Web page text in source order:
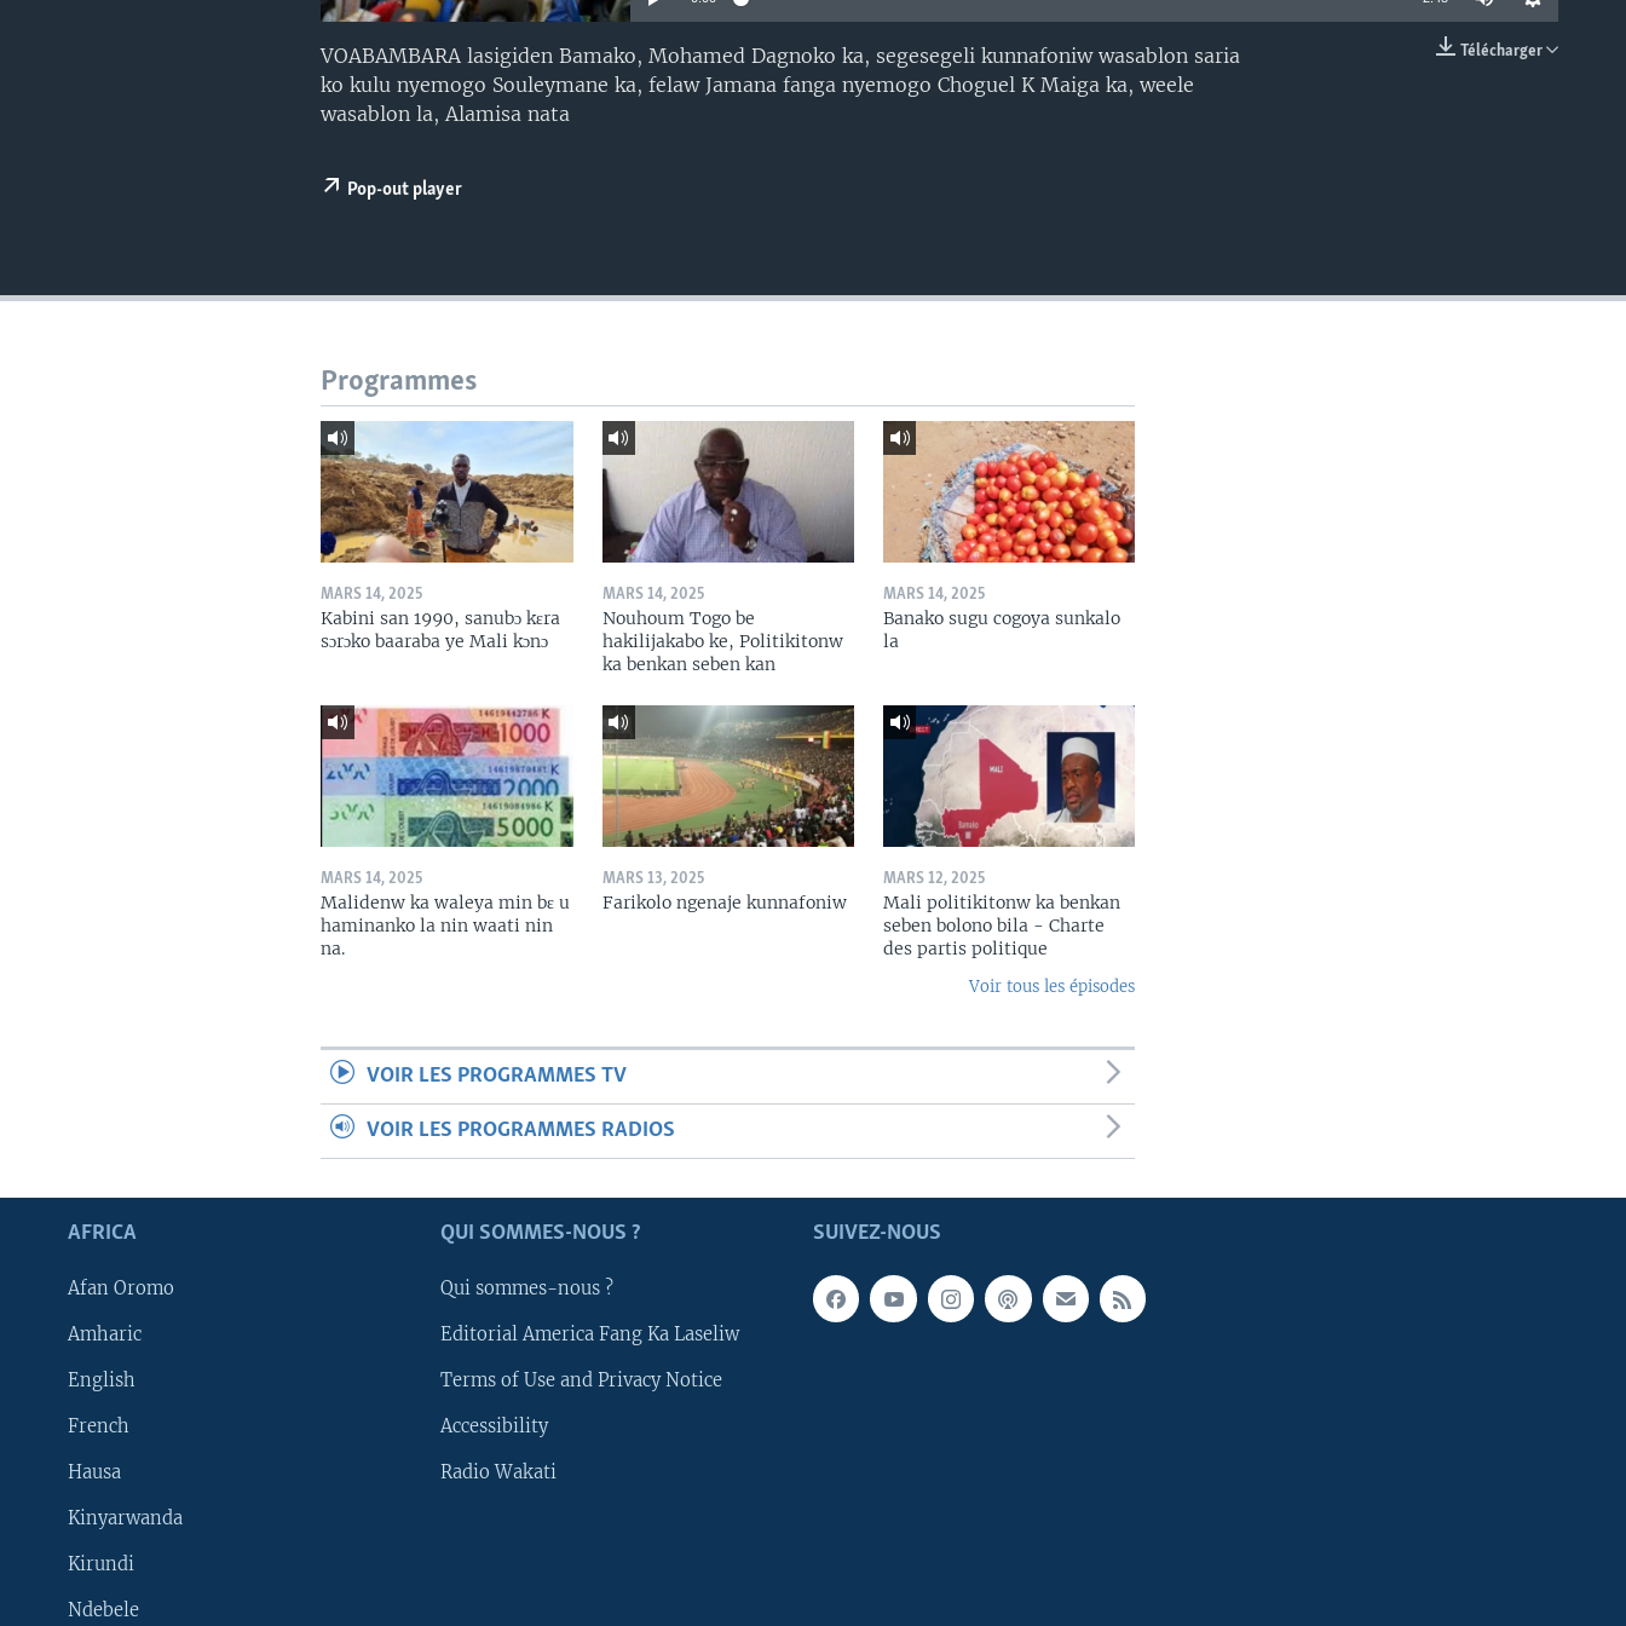
Télécharger
VOABAMBARA lasigiden Bamako, Mohamed Dagnoko ka, segesegeli kunnafoniw wasablon saria
ko kulu nyemogo Souleymane ka, felaw Jamana fanga nyemogo Choguel K Maiga ka, weele
wasablon la, Alamisa nata
Pop-out player
Programmes
MARS 14, 2025
Kabini san 1990, sanubɔ kɛra
sɔrɔko baaraba ye Mali kɔnɔ
MARS 14, 2025
Nouhoum Togo be
hakilijakabo ke, Politikitonw
ka benkan seben kan
MARS 14, 2025
Banako sugu cogoya sunkalo
la
MARS 14, 2025
Malidenw ka waleya min bɛ u
haminanko la nin waati nin
na.
MARS 13, 2025
Farikolo ngenaje kunnafoniw
MARS 12, 2025
Mali politikitonw ka benkan
seben bolono bila - Charte
des partis politique
Voir tous les épisodes
VOIR LES PROGRAMMES TV
VOIR LES PROGRAMMES RADIOS
SUIVEZ-NOUS
AFRICA
Afan Oromo
Amharic
English
French
Hausa
Kinyarwanda
Kirundi
Ndebele
QUI SOMMES-NOUS ?
Qui sommes-nous ?
Editorial America Fang Ka Laseliw
Terms of Use and Privacy Notice
Accessibility
Radio Wakati